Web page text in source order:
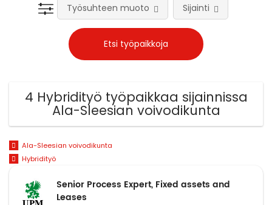
Työsuhteen muoto Sijainti
4 Hybridityö työpaikkaa sijainnissa
Ala-Sleesian voivodikunta
Ala-Sleesian voivodikunta
Hybridityö
Senior Process Expert, Fixed assets and
Leases